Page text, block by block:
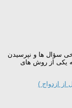
سؤال ها و نپرسیدن
یکی از روش های